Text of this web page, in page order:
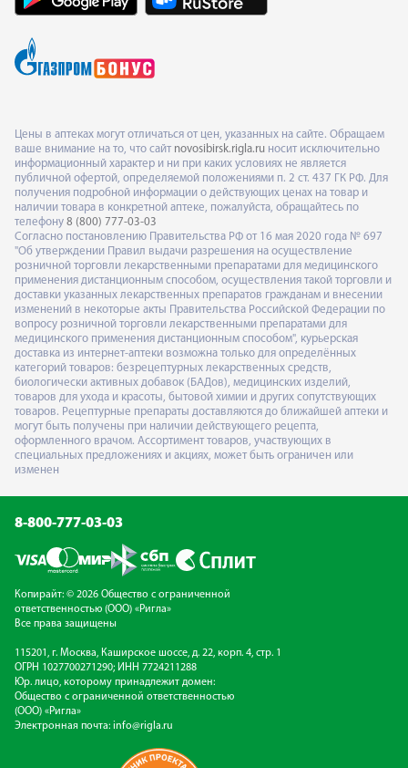
Цены в аптеках могут отличаться от цен, указанных на сайте. Обращаем
ваше внимание на то, что сайт novosibirsk.rigla.ru носит исключительно
информационный характер и ни при каких условиях не является
публичной офертой, определяемой положениями п. 2 ст. 437 ГК РФ. Для
получения подробной информации о действующих ценах на товар и
наличии товара в конкретной аптеке, пожалуйста, обращайтесь по
телефону 8 (800) 777-03-03
Согласно постановлению Правительства РФ от 16 мая 2020 года № 697
"Об утверждении Правил выдачи разрешения на осуществление
розничной торговли лекарственными препаратами для медицинского
применения дистанционным способом, осуществления такой торговли и
доставки указанных лекарственных препаратов гражданам и внесении
изменений в некоторые акты Правительства Российской Федерации по
вопросу розничной торговли лекарственными препаратами для
медицинского применения дистанционным способом", курьерская
доставка из интернет-аптеки возможна только для определённых
категорий товаров: безрецептурных лекарственных средств,
биологически активных добавок (БАДов), медицинских изделий,
товаров для ухода и красоты, бытовой химии и других сопутствующих
товаров. Рецептурные препараты доставляются до ближайшей аптеки и
могут быть получены при наличии действующего рецепта,
оформленного врачом. Ассортимент товаров, участвующих в
специальных предложениях и акциях, может быть ограничен или
изменен
8-800-777-03-03
Копирайт: © 2026 Общество с ограниченной
ответственностью (ООО) «Ригла»
Все права защищены
115201, г. Москва, Каширское шоссе, д. 22, корп. 4, стр. 1
ОГРН 1027700271290; ИНН 7724211288
Юр. лицо, которому принадлежит домен:
Общество с ограниченной ответственностью
(ООО) «Ригла»
Электронная почта: info@rigla.ru